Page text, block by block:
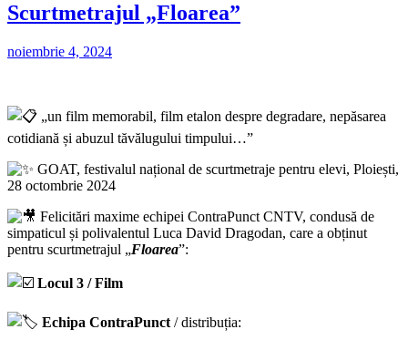
Scurtmetrajul „Floarea”
noiembrie 4, 2024
„un film memorabil, film etalon despre degradare, nepăsarea
cotidiană și abuzul tăvălugului timpului…”
GOAT, festivalul național de scurtmetraje pentru elevi, Ploiești,
28 octombrie 2024
Felicitări maxime echipei ContraPunct CNTV, condusă de
simpaticul și polivalentul Luca David Dragodan, care a obținut
pentru scurtmetrajul „Floarea”:
Locul 3 / Film
Echipa ContraPunct / distribuția: